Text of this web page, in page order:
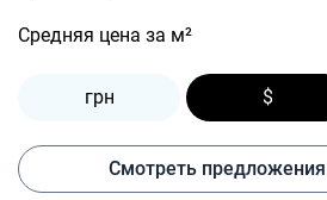
Средняя цена за м²
грн $
Смотреть предложения